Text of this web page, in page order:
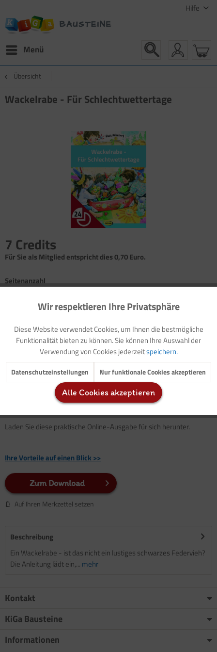
Hilfe
Menü
Übersicht
Wackelrabe - Für Schlechtwettertage
7 Credits
Für Sie als Mitglied entspricht dies 0,70 Euro.
Seitenanzahl
Bastelanleitung: Wackelrabe
Ein Wackelrabe - ist das nicht ein lustiges schwarzes Federvieh? Die
lädt ein, aus Bierdeckeln, Bastelfarbe und
Musterklammern einen Wackelraben zu gestalten.
Laden Sie diese praktische Online-Ausgabe für sich herunter.
Ihre Vorteile auf einen Blick >>
Zum Download
Auf Ihren Merkzettel setzen
Beschreibung
Ein Wackelrabe - ist das nicht ein lustiges schwarzes Federvieh?
Die Anleitung lädt ein,... mehr
Kontakt
KiGa Bausteine
Informationen
Funktionale Aktiv
Marketing Inaktiv
Tracking Inaktiv
Inaktiv
Wir respektieren Ihre Privatsphäre
Diese Website verwendet Cookies, um Ihnen die bestmögliche
Funktionalität bieten zu können. Sie können Ihre Auswahl der
Verwendung von Cookies jederzeitspeichern.
Datenschutzeinstellungen Nur funktionale Cookies akzeptieren
Alle Cookies akzeptieren